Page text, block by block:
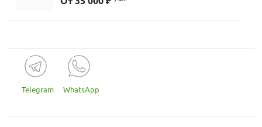
Telegram WhatsApp